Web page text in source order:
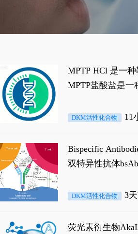
MPTP HCl 是一
经典应用即为选
MPTP盐酸盐是一
DKM活性化合物 11
Bispecific
双特异性抗体
DKM活性化合物 3
荧光素衍生物